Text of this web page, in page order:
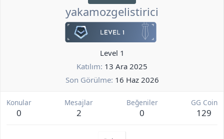
yakamozgelistirici
Level 1
Katılım 13 Ara 2025
Son Görülme 16 Haz 2026
Konular
0
Mesajlar
2
Beğeniler
0
GG Coin
129